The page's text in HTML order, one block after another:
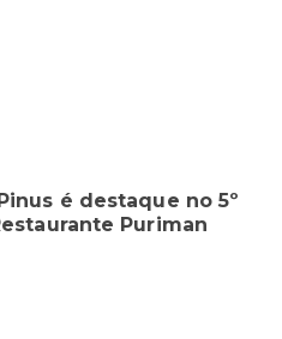
é destaque no 5º
Puriman